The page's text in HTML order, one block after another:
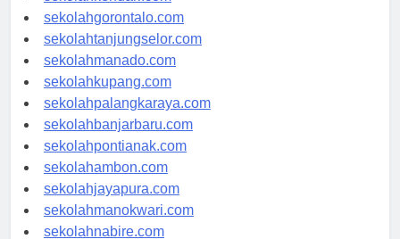
sekolahkendari.com
sekolahgorontalo.com
sekolahtanjungselor.com
sekolahmanado.com
sekolahkupang.com
sekolahpalangkaraya.com
sekolahbanjarbaru.com
sekolahpontianak.com
sekolahambon.com
sekolahjayapura.com
sekolahmanokwari.com